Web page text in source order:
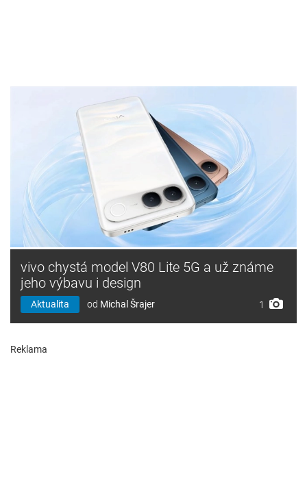
vivo chystá model V80 Lite 5G a už známe
jeho výbavu i design
Aktualita od Michal Šrajer 1
Reklama